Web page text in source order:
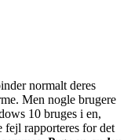
normalt deres
Men nogle brugere
10 bruges i en,
fejl rapporteres for det